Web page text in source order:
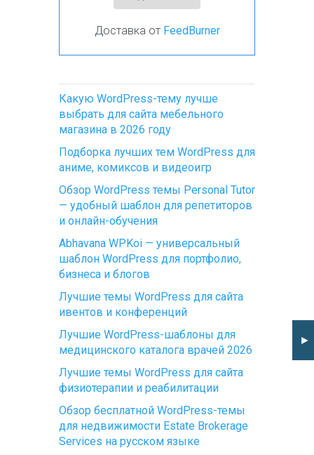
Доставка от FeedBurner
Какую WordPress-тему лучше
выбрать для сайта мебельного
магазина в 2026 году
Подборка лучших тем WordPress для
аниме, комиксов и видеоигр
Обзор WordPress темы Personal Tutor
— удобный шаблон для репетиторов
и онлайн-обучения
Abhavana WPKoi — универсальный
шаблон WordPress для портфолио,
бизнеса и блогов
Лучшие темы WordPress для сайта
ивентов и конференций
Лучшие WordPress-шаблоны для
медицинского каталога врачей 2026
Лучшие темы WordPress для сайта
физиотерапии и реабилитации
Обзор бесплатной WordPress-темы
для недвижимости Estate Brokerage
Services на русском языке
►